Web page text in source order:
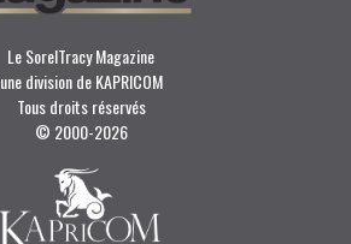
Le SorelTracy Magazine
une division de KAPRICOM
Tous droits réservés
© 2000-2026